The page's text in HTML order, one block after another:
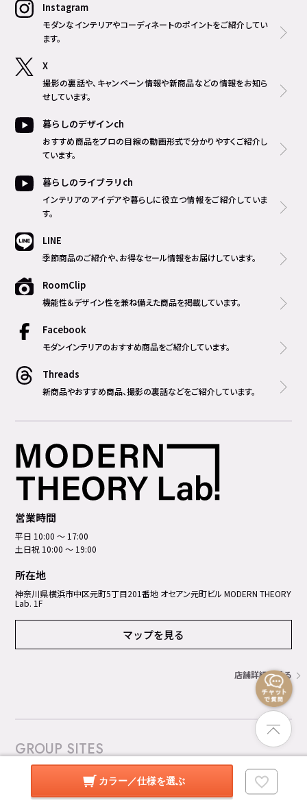
カラー／仕様を選ぶ
Instagram
モダンなインテリアやコーディネートのポイントをご紹介してい
ます。
X
撮影の裏話や、キャンペーン情報や新商品などの情報をお知ら
せしています。
暮らしのデザインch
おすすめ商品をプロの目線の動画形式で分かりやすくご紹介し
ています。
暮らしのライブラリch
インテリアのアイデアや暮らしに役立つ情報をご紹介していま
す。
LINE
季節商品のご紹介や、お得なセール情報をお届けしています。
RoomClip
機能性＆デザイン性を兼ね備えた商品を掲載しています。
Facebook
モダンインテリアのおすすめ商品をご紹介しています。
Threads
新商品やおすすめ商品、撮影の裏話などをご紹介しています。
営業時間
平日 10:00 ～ 17:00
土日祝 10:00 ～ 19:00
所在地
神奈川県横浜市中区元町5丁⽬201番地 オセアン元町ビル MODERN THEORY
Lab. 1F
マップを見る
店舗詳細を見る
GROUP SITES
暮らしのデザイン 楽天市場店
オフィス家具通販のオフィスコ
オフィスコム Amazon店